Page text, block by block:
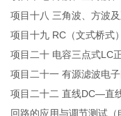
项目十八 三角波、方波
项目十九 RC（文式桥式
项目二十 电容三点式LC
项目二十一 有源滤波电
项目二十二 直线DC—直
回路的应用与调节测试（